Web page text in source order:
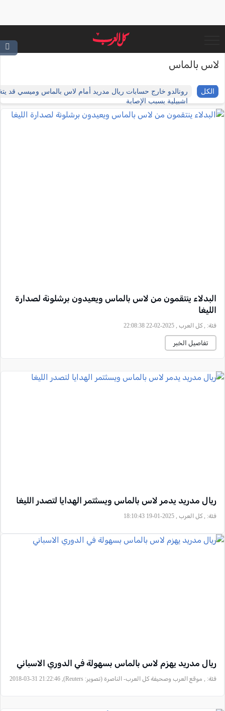
لاس بالماس
الكل
رونالدو خارج حسابات ريال مدريد أمام لاس بالماس وميسي قد
اشبيلية بسبب الإصابة
البدلاء ينتقمون من لاس بالماس ويعيدون برشلونة لصدارة
الليغا
فئة: , كل العرب , 2025-02-22 22:08:38
تفاصيل الخبر
ريال مدريد يدمر لاس بالماس ويسثتمر الهدايا لتصدر الليغا
فئة: , كل العرب , 2025-01-19 18:10:43
ريال مدريد يهزم لاس بالماس بسهولة في الدوري الاسباني
فئة: , موقع العرب وصحيفة كل العرب- الناصرة (تصوير: Reuters), 2018-03-31 21:22:46